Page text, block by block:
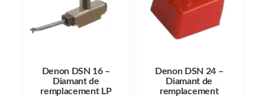
Denon DSN 16 –
Diamant de
remplacement LP
Denon DSN 24 –
Diamant de
remplacement